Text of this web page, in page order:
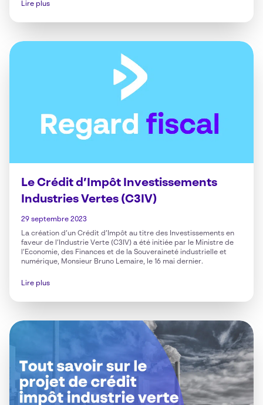
Lire plus
Le Crédit d’Impôt Investissements
Industries Vertes (C3IV)
29 septembre 2023
La création d’un Crédit d’Impôt au titre des Investissements en
faveur de l’Industrie Verte (C3IV) a été initiée par le Ministre de
l’Economie, des Finances et de la Souveraineté industrielle et
numérique, Monsieur Bruno Lemaire, le 16 mai dernier.
Lire plus